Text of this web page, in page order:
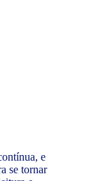
e
se tornar